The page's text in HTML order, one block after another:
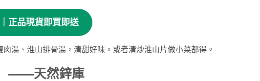
正品現貨即買即送
湯、淮山排骨湯，清甜好味。或者清炒淮山片做小菜都得。
——天然鋅庫